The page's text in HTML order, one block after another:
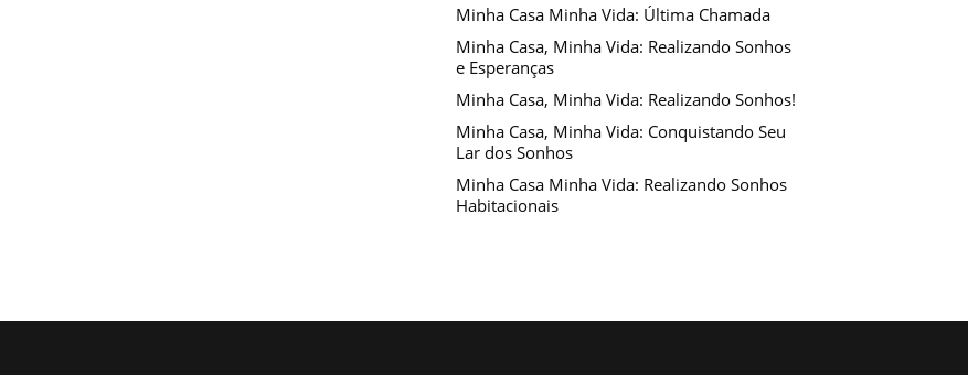
Minha Casa Minha Vida: Última Chamada
Minha Casa, Minha Vida: Realizando Sonhos
e Esperanças
Minha Casa, Minha Vida: Realizando Sonhos!
Minha Casa, Minha Vida: Conquistando Seu
Lar dos Sonhos
Minha Casa Minha Vida: Realizando Sonhos
Habitacionais